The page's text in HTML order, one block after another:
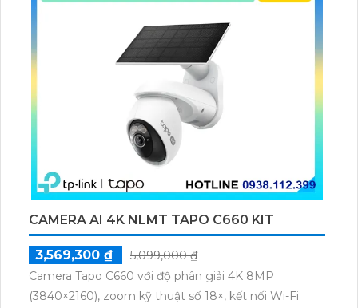
CAMERA AI 4K NLMT TAPO C660 KIT
3,569,300 ₫
5,099,000 ₫
Camera Tapo C660 với độ phân giải 4K 8MP
(3840×2160), zoom kỹ thuật số 18×, kết nối Wi-Fi